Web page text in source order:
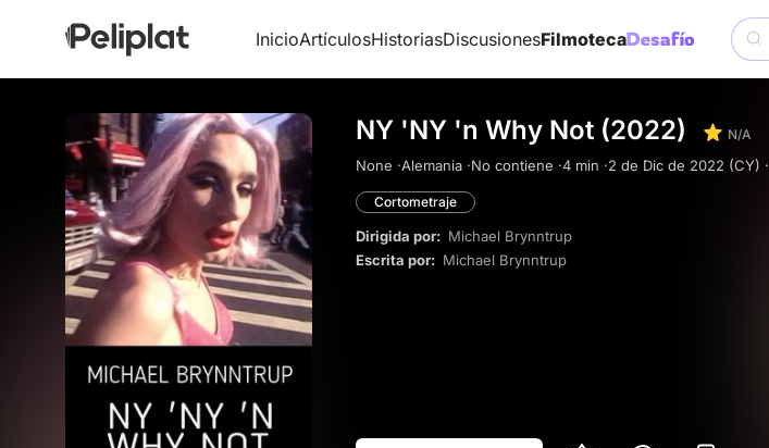
InicioArtículosHistoriasDiscusionesFilmoteca
NY 'NY 'n Why Not (2022) N/A
None ·Alemania ·No contiene ·4 min ·2 de Dic de 2022 (CY) ·
Cortometraje
Dirigida por: Michael Brynntrup
Escrita por: Michael Brynntrup